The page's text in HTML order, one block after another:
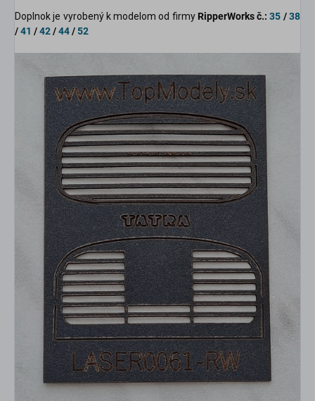
Doplnok je vyrobený k modelom od firmy RipperWorks č.:35 /38
/41 /42/44/52